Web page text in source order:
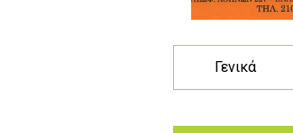
Γενικά